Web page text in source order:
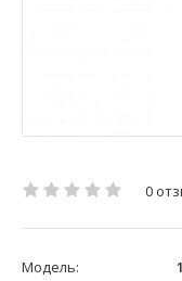
0
Модель: